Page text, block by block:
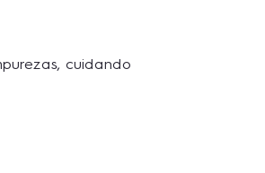
cuidando